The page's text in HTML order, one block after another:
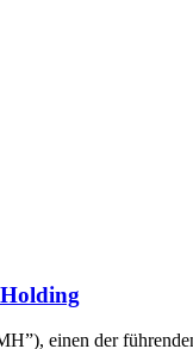
einen der